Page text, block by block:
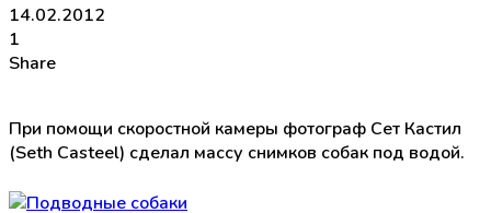
14.02.2012
1
Share
При помощи скоростной камеры фотограф Сет Кастил
(Seth Casteel) сделал массу снимков собак под водой.